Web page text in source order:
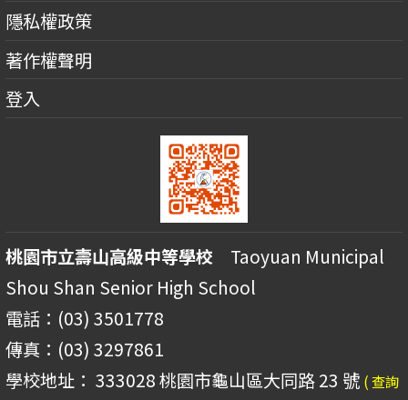
隱私權政策
著作權聲明
登入
桃園市立壽山高級中等學校 Taoyuan Municipal
Shou Shan Senior High School
電話：(03) 3501778
傳真：(03) 3297861
學校地址： 333028 桃園市龜山區大同路 23 號 ( 查詢